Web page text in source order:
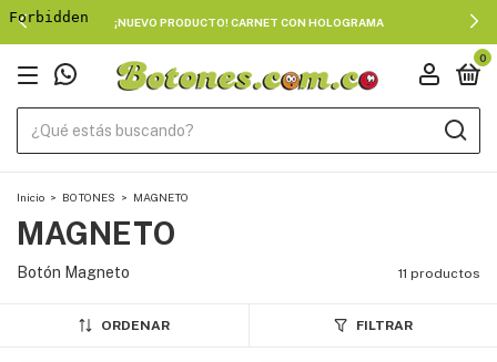
¡NUEVO PRODUCTO! CARNET CON HOLOGRAMA
0
Inicio > BOTONES > MAGNETO
MAGNETO
Botón Magneto 11 productos
ORDENAR FILTRAR